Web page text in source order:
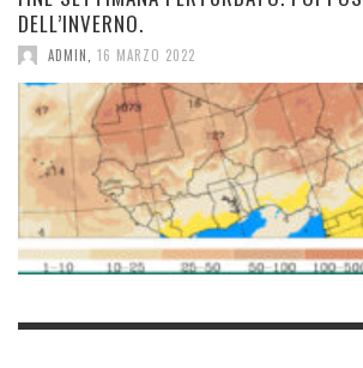
DELL’INVERNO.
ADMIN 16 MARZO 2022